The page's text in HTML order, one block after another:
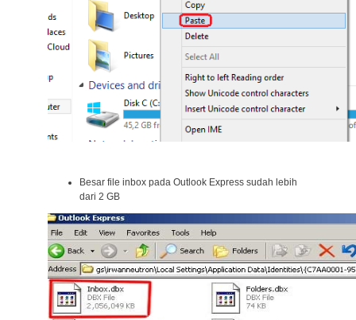
Besar file inbox pada Outlook Express sudah lebih
dari 2 GB